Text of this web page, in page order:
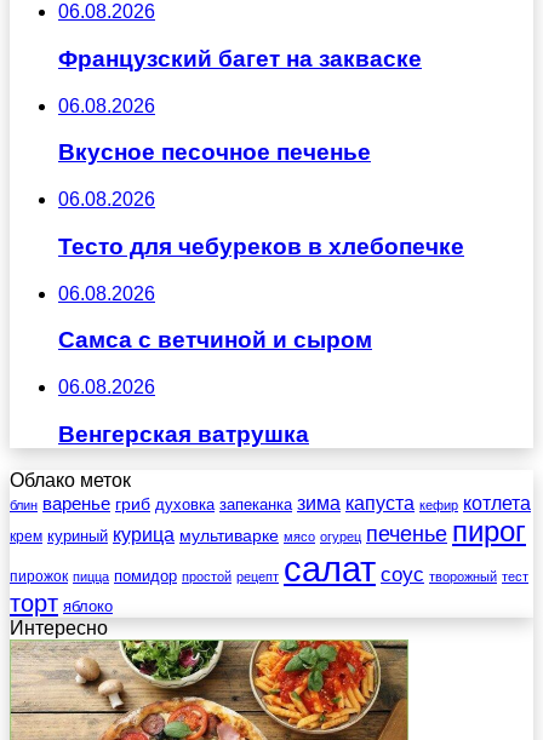
06.08.2026
Французский багет на закваске
06.08.2026
Вкусное песочное печенье
06.08.2026
Тесто для чебуреков в хлебопечке
06.08.2026
Самса с ветчиной и сыром
06.08.2026
Венгерская ватрушка
Облако меток
блин варенье гриб духовка запеканка зима капуста кефир котлета
крем куриный курица мультиварке мясо огурец печенье пирог
пирожок пицца помидор простой рецепт салат соус творожный тест
торт яблоко
Интересно